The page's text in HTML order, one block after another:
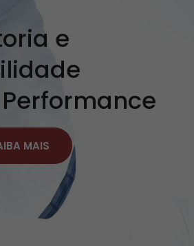
e
MAIS